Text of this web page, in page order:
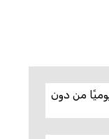
عملتُ 14 ساعة يوميًا من دون